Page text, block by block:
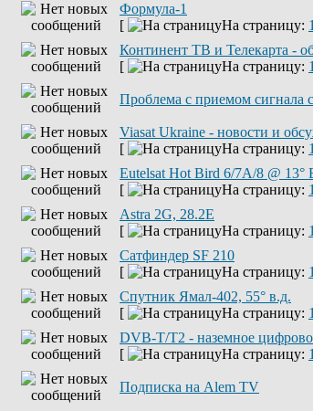
Формула-1
[
На страницу: 1
Континент ТВ и Телекарта -
[
На страницу: 1
Проблема с приемом сигнала
Viasat Ukraine - новости и
[
На страницу: 1
Eutelsat Hot Bird 6/7A/8 @ 13°
[
На страницу: 1
Astra 2G, 28.2E
[
На страницу: 1
Сатфиндер SF 210
[
На страницу: 1
Спутник Ямал-402, 55° в.д.
[
На страницу: 1
DVB-T/T2 - наземное
[
На страницу: 1
Подписка на Alem TV